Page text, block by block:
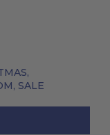
,
, SALE